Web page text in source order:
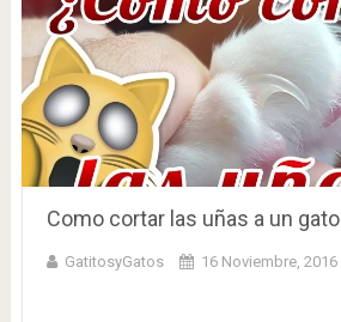
Como cortar las uñas a un gato
GatitosyGatos 16 Noviembre, 2016